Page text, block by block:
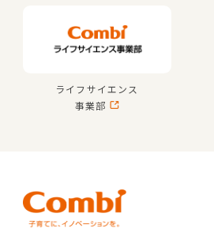
ライフサイエンス
事業部